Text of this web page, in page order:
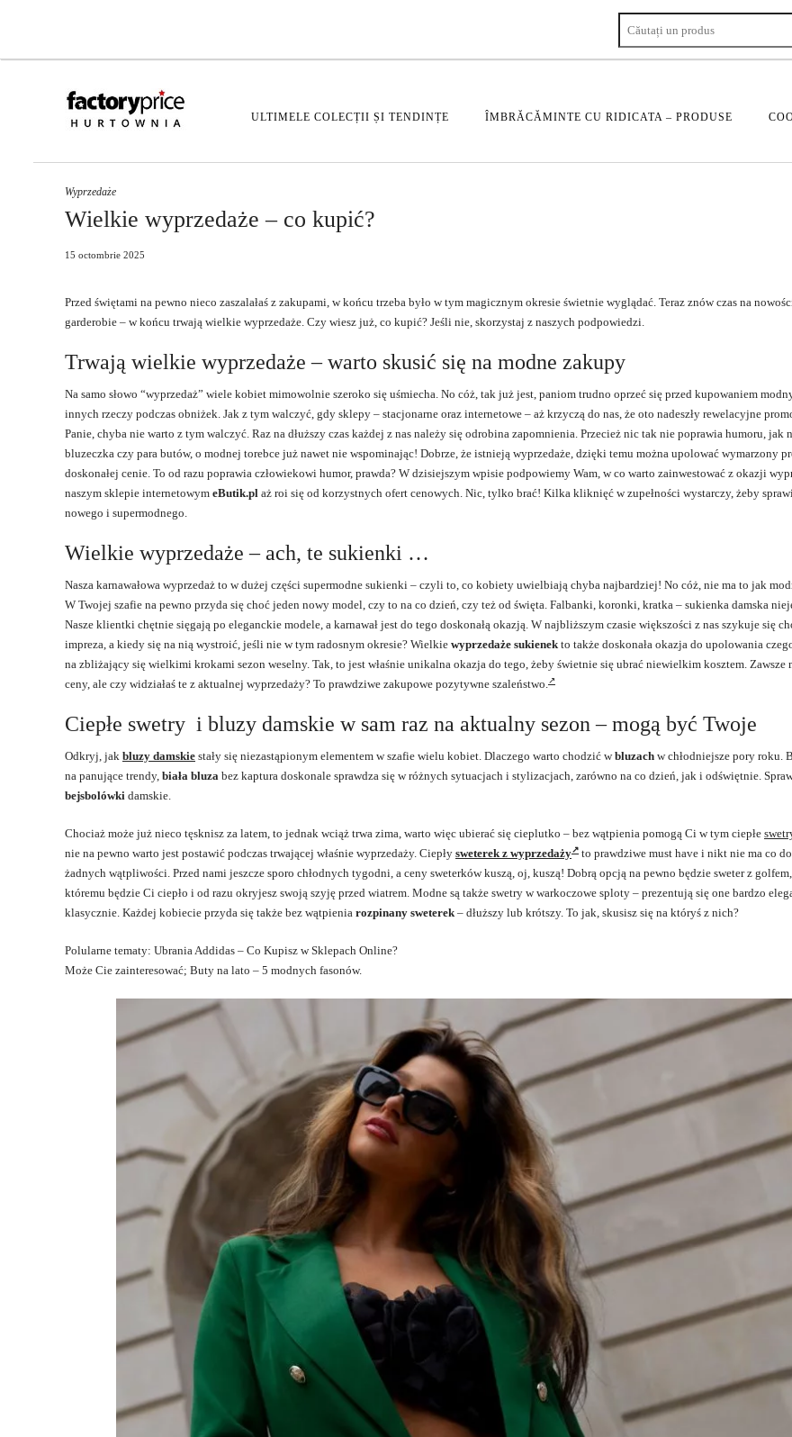
ULTIMELE COLECȚII ȘI TENDINȚE ÎMBRĂCĂMINTE CU RIDICATA – PRODUSE
Wyprzedaże
Wielkie wyprzedaże – co kupić?
15 octombrie 2025
Przed świętami na pewno nieco zaszalałaś z zakupami, w końcu trzeba było w tym magicznym okresie świetnie wyglądać. Teraz znów czas na
garderobie – w końcu trwają wielkie wyprzedaże. Czy wiesz już, co kupić? Jeśli nie, skorzystaj z naszych podpowiedzi.
Trwają wielkie wyprzedaże – warto skusić się na modne zakupy
Na samo słowo “wyprzedaż” wiele kobiet mimowolnie szeroko się uśmiecha. No cóż, tak już jest, paniom trudno oprzeć się przed kupowaniem
innych rzeczy podczas obniżek. Jak z tym walczyć, gdy sklepy – stacjonarne oraz internetowe – aż krzyczą do nas, że oto nadeszły rewelacyjne
Panie, chyba nie warto z tym walczyć. Raz na dłuższy czas każdej z nas należy się odrobina zapomnienia. Przecież nic tak nie poprawia humoru, jak
bluzeczka czy para butów, o modnej torebce już nawet nie wspominając! Dobrze, że istnieją wyprzedaże, dzięki temu można upolować wymarzony
doskonałej cenie. To od razu poprawia człowiekowi humor, prawda? W dzisiejszym wpisie podpowiemy Wam, w co warto zainwestować z okazji
naszym sklepie internetowym eButik.pl aż roi się od korzystnych ofert cenowych. Nic, tylko brać! Kilka kliknięć w zupełności wystarczy, żeby
nowego i supermodnego.
Wielkie wyprzedaże – ach, te sukienki …
Nasza karnawałowa wyprzedaż to w dużej części supermodne sukienki – czyli to, co kobiety uwielbiają chyba najbardziej! No cóż, nie ma to jak
W Twojej szafie na pewno przyda się choć jeden nowy model, czy to na co dzień, czy też od święta. Falbanki, koronki, kratka – sukienka damska
Nasze klientki chętnie sięgają po eleganckie modele, a karnawał jest do tego doskonałą okazją. W najbliższym czasie większości z nas szykuje się
impreza, a kiedy się na nią wystroić, jeśli nie w tym radosnym okresie? Wielkie wyprzedaże sukienek to także doskonała okazja do upolowania
na zbliżający się wielkimi krokami sezon weselny. Tak, to jest właśnie unikalna okazja do tego, żeby świetnie się ubrać niewielkim kosztem. Zawsze
ceny, ale czy widziałaś te z aktualnej wyprzedaży? To prawdziwe zakupowe pozytywne szaleństwo.
Ciepłe swetry i bluzy damskie w sam raz na aktualny sezon – mogą być Twoje
Odkryj, jak bluzy damskie stały się niezastąpionym elementem w szafie wielu kobiet. Dlaczego warto chodzić wbluzach w chłodniejsze pory roku.
na panujące trendy, biała bluza bez kaptura doskonale sprawdza się w różnych sytuacjach i stylizacjach, zarówno na co dzień, jak i odświętnie.
bejsbolówki damskie.
Chociaż może już nieco tęsknisz za latem, to jednak wciąż trwa zima, warto więc ubierać się cieplutko – bez wątpienia pomogą Ci w tym ciepłe
nie na pewno warto jest postawić podczas trwającej właśnie wyprzedaży. Ciepły sweterek z wyprzedaży
to prawdziwe must have i nikt nie ma co
żadnych wątpliwości. Przed nami jeszcze sporo chłodnych tygodni, a ceny sweterków kuszą, oj, kuszą! Dobrą opcją na pewno będzie sweter z
któremu będzie Ci ciepło i od razu okryjesz swoją szyję przed wiatrem. Modne są także swetry w warkoczowe sploty – prezentują się one bardzo
klasycznie. Każdej kobiecie przyda się także bez wątpienia rozpinany sweterek – dłuższy lub krótszy. To jak, skusisz się na któryś z nich?
Polularne tematy: Ubrania Addidas – Co Kupisz w Sklepach Online?
Może Cie zainteresować; Buty na lato – 5 modnych fasonów.